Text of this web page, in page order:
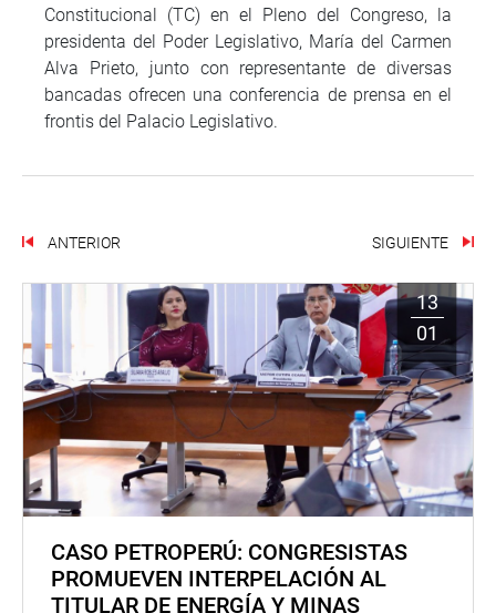
Constitucional (TC) en el Pleno del Congreso, la
presidenta del Poder Legislativo, María del Carmen
Alva Prieto, junto con representante de diversas
bancadas ofrecen una conferencia de prensa en el
frontis del Palacio Legislativo.
ANTERIOR SIGUIENTE
13
01
CASO PETROPERÚ: CONGRESISTAS
PROMUEVEN INTERPELACIÓN AL
TITULAR DE ENERGÍA Y MINAS